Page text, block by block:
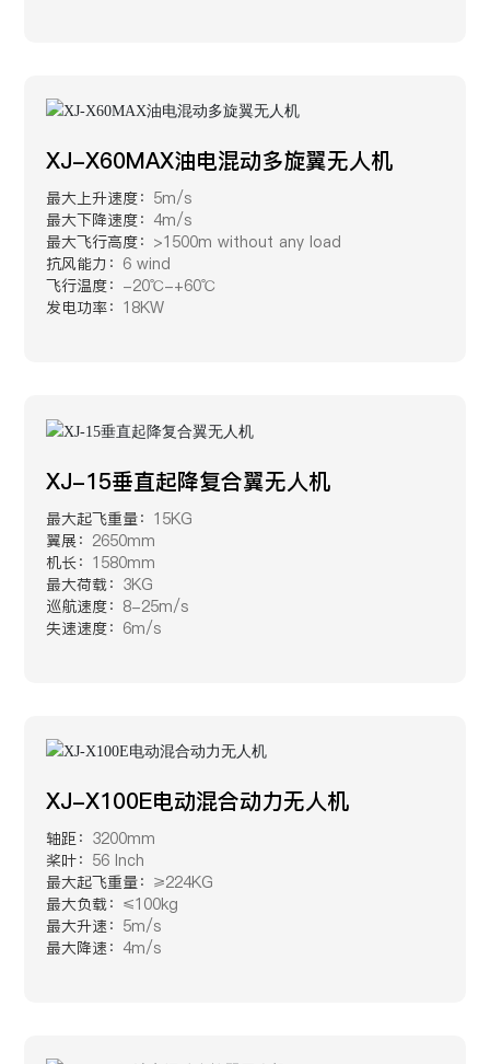
XJ-X60MAX油电混动多旋翼无人机
最大上升速度： 5m/s
最大下降速度： 4m/s
最大飞行高度： >1500m without any load
抗风能力： 6 wind
飞行温度： -20℃-+60℃
发电功率： 18KW
XJ-15垂直起降复合翼无人机
最大起飞重量： 15KG
翼展： 2650mm
机长： 1580mm
最大荷载： 3KG
巡航速度： 8-25m/s
失速速度： 6m/s
XJ-X100E电动混合动力无人机
轴距： 3200mm
桨叶： 56 Inch
最大起飞重量： ≥224KG
最大负载： ≤100kg
最大升速： 5m/s
最大降速： 4m/s